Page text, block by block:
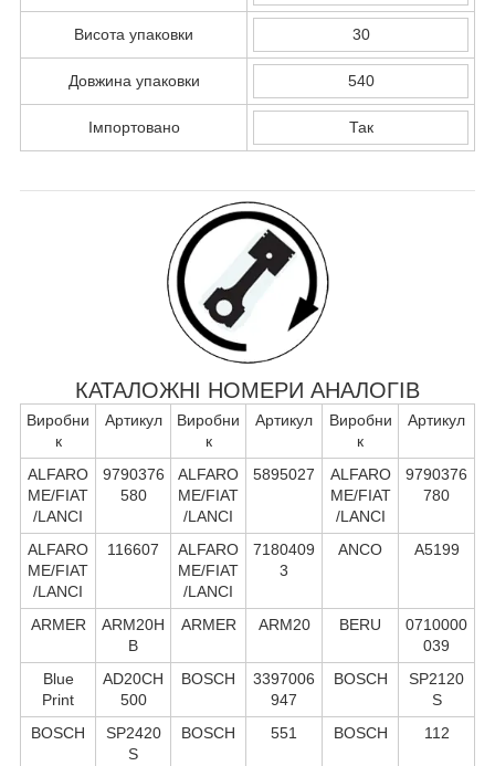
Висота упаковки 30
Довжина упаковки 540
Імпортовано Так
КАТАЛОЖНІ НОМЕРИ АНАЛОГІВ
Виробни
к
Артикул
Виробни
к
Артикул
Виробни
к
Артикул
ALFARO
ME/FIAT
/LANCI
9790376
580
ALFARO
ME/FIAT
/LANCI
5895027
ALFARO
ME/FIAT
/LANCI
9790376
780
ALFARO
ME/FIAT
/LANCI
116607
ALFARO
ME/FIAT
/LANCI
7180409
3
ANCO A5199
ARMER
ARM20H
B
ARMER ARM20 BERU
0710000
039
Blue
Print
AD20CH
500
BOSCH
3397006
947
BOSCH
SP2120
S
BOSCH
SP2420
S
BOSCH 551 BOSCH 112